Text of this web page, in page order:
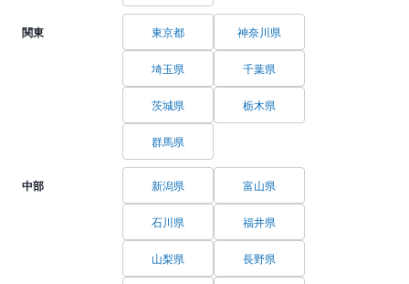
関東 東京都 神奈川県
埼玉県 千葉県
茨城県 栃木県
群馬県
中部 新潟県 富山県
石川県 福井県
山梨県 長野県